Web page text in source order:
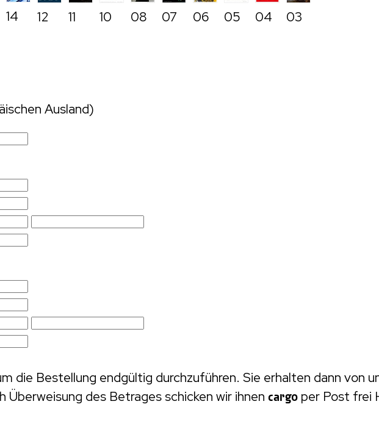
14 12 11 10 08 07 06 05 04 03
Ausland)
die Bestellung endgültig durchzuführen. Sie erhalten dann von
Überweisung des Betrages schicken wir ihnen cargo per Post frei